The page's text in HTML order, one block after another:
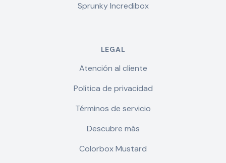
Sprunky Incredibox
LEGAL
Atención al cliente
Política de privacidad
Términos de servicio
Descubre más
Colorbox Mustard